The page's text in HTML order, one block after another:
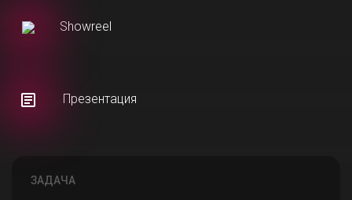
Showreel
Презентация
ЗАДАЧА